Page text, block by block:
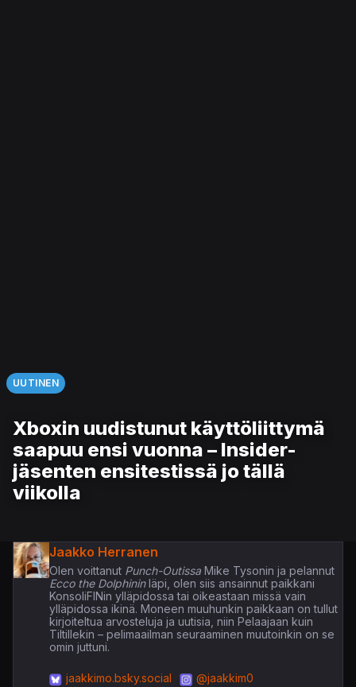
UUTINEN
Xboxin uudistunut käyttöliittymä
saapuu ensi vuonna – Insider-
jäsenten ensitestissä jo tällä
viikolla
Jaakko Herranen
Olen voittanutPunch-OutissaMike Tysonin ja pelannut
Ecco the Dolphininläpi, olen siis ansainnut paikkani
KonsoliFINin ylläpidossa tai oikeastaan missä vain
ylläpidossa ikinä. Moneen muuhunkin paikkaan on tullut
kirjoiteltua arvosteluja ja uutisia, niin Pelaajaan kuin
Tiltillekin – pelimaailman seuraaminen muutoinkin on se
omin juttuni.
jaakkimo.bsky.social
@jaakkim0